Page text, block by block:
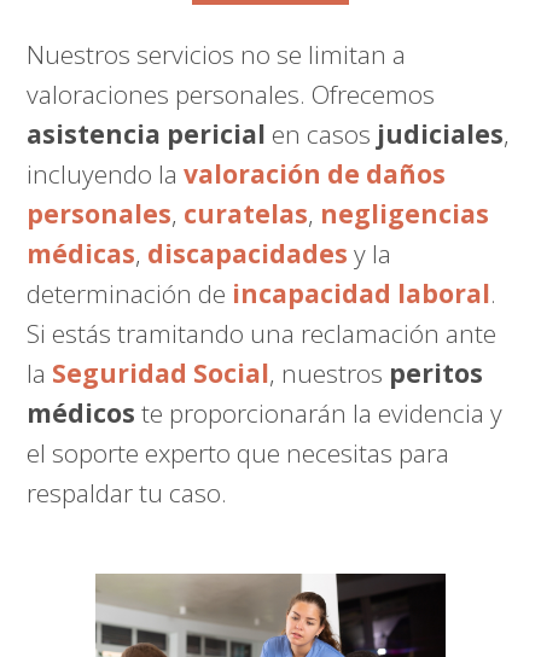
Nuestros servicios no se limitan a
valoraciones personales. Ofrecemos
asistencia pericial en casos judiciales,
incluyendo lavaloración de daños
personales, curatelas, negligencias
médicas, discapacidades y la
determinación de incapacidad laboral.
Si estás tramitando una reclamación ante
la Seguridad Social, nuestros peritos
médicos te proporcionarán la evidencia y
el soporte experto que necesitas para
respaldar tu caso.